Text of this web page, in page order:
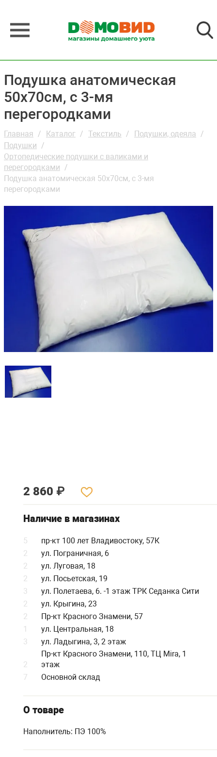
Подушка анатомическая
50х70см, с 3-мя
перегородками
Главная Каталог Текстиль
Подушки, одеяла
Подушки
Ортопедические подушки с валиками и
перегородками
Подушка анатомическая 50х70см, с 3-мя
перегородками
2 860 ₽
Наличие в магазинах
5
пр-кт 100 лет Владивостоку, 57К
2
ул. Пограничная, 6
2
ул. Луговая, 18
2
ул. Посьетская, 19
3
ул. Полетаева, 6. -1 этаж ТРК Седанка Сити
2
ул. Крыгина, 23
2
Пр-кт Красного Знамени, 57
1
ул. Центральная, 18
3
ул. Ладыгина, 3, 2 этаж
2
Пр-кт Красного Знамени, 110, ТЦ Mira, 1
этаж
7
Основной склад
О товаре
Наполнитель: ПЭ 100%